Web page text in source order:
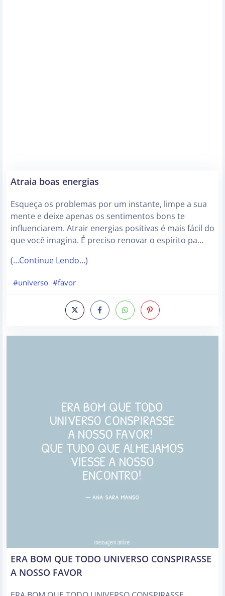
Atraia boas energias
Esqueça os problemas por um instante, limpe a sua
mente e deixe apenas os sentimentos bons te
influenciarem. Atrair energias positivas é mais fácil do
que você imagina. É preciso renovar o espírito pa…
(…Continue Lendo…)
#universo #favor
ERA BOM QUE TODO UNIVERSO CONSPIRASSE
A NOSSO FAVOR